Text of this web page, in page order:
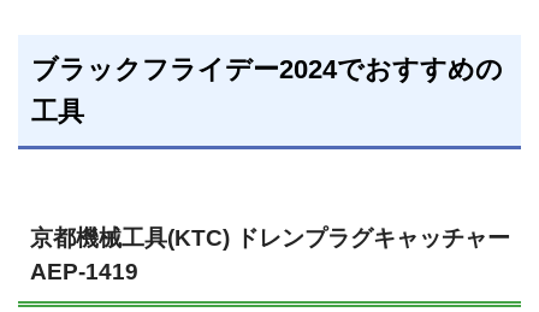
ブラックフライデー2024でおすすめの
工具
京都機械工具(KTC) ドレンプラグキャッチャー
AEP-1419